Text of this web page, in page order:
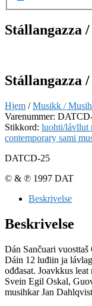
Stállangazza
Stállangazza
Hjem /Musikk /
Varenummer:
Stikkord: luohti/lávllut
contemporary sami
DATCD-25
© & ℗ 1997 DAT
Beskrivelse
Beskrivelse
Dán Sančuari
Dáin 12 luđiin ja
ođđasat. Joavkkus
Svein Egil Oskal,
musihkar Jan